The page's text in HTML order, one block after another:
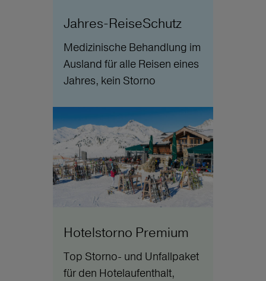
Jahres-ReiseSchutz
Medizinische Behandlung im
Ausland für alle Reisen eines
Jahres, kein Storno
Hotelstorno Premium
Top Storno- und Unfallpaket
für den Hotelaufenthalt,